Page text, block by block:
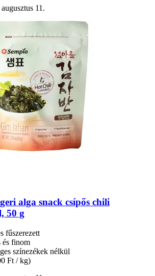
11.
alga snack csípős chili
50 g
fűszerezett
és finom
színezékek nélkül
Ft / kg)